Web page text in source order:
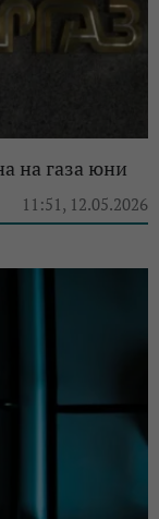
на газа юни
11:51, 12.05.2026